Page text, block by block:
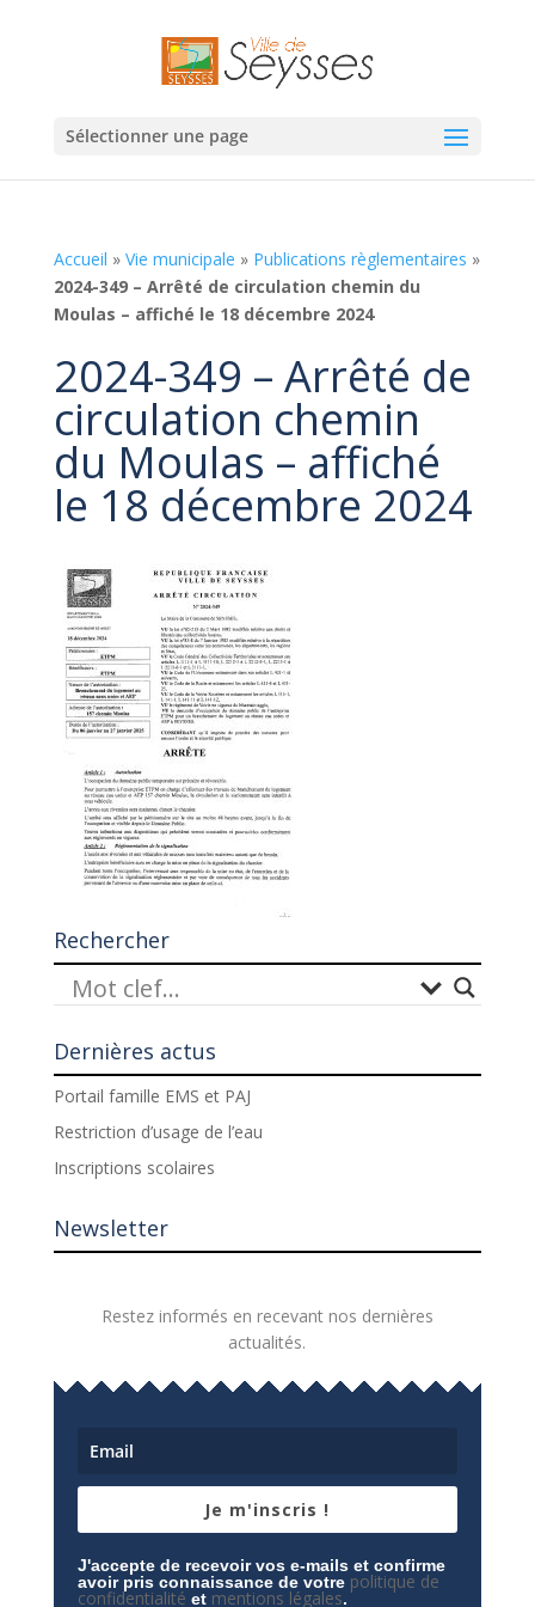
Sélectionner une page
Accueil » Vie municipale » Publications règlementaires »
2024-349 – Arrêté de circulation chemin du
Moulas – affiché le 18 décembre 2024
2024-349 – Arrêté de
circulation chemin
du Moulas – affiché
le 18 décembre 2024
Rechercher
Dernières actus
Portail famille EMS et PAJ
Restriction d’usage de l’eau
Inscriptions scolaires
Newsletter
Restez informés en recevant nos dernières
actualités.
Je m'inscris !
J'accepte de recevoir vos e-mails et confirme
avoir pris connaissance de votre politique de
confidentialité et mentions légales.